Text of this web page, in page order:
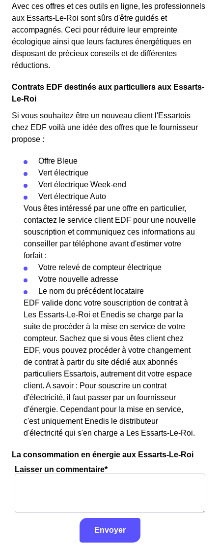
Avec ces offres et ces outils en ligne, les professionnels
aux Essarts-Le-Roi sont sûrs d'être guidés et
accompagnés. Ceci pour réduire leur empreinte
écologique ainsi que leurs factures énergétiques en
disposant de précieux conseils et de différentes
réductions.
Contrats EDF destinés aux particuliers aux Essarts-
Le-Roi
Si vous souhaitez être un nouveau client l'Essartois
chez EDF voilà une idée des offres que le fournisseur
propose :
Offre Bleue
Vert électrique
Vert électrique Week-end
Vert électrique Auto
Vous êtes intéressé par une offre en particulier,
contactez le service client EDF pour une nouvelle
souscription et communiquez ces informations au
conseiller par téléphone avant d'estimer votre
forfait :
Votre relevé de compteur électrique
Votre nouvelle adresse
Le nom du précédent locataire
EDF valide donc votre souscription de contrat à
Les Essarts-Le-Roi et Enedis se charge par la
suite de procéder à la mise en service de votre
compteur. Sachez que si vous êtes client chez
EDF, vous pouvez procéder à votre changement
de contrat à partir du site dédié aux abonnés
particuliers Essartois, autrement dit votre espace
client. A savoir : Pour souscrire un contrat
d'électricité, il faut passer par un fournisseur
d'énergie. Cependant pour la mise en service,
c'est uniquement Enedis le distributeur
d'électricité qui s'en charge a Les Essarts-Le-Roi.
La consommation en énergie aux Essarts-Le-Roi
Laisser un commentaire*
Envoyer